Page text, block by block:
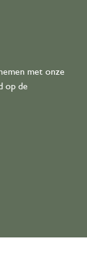
met onze
op de